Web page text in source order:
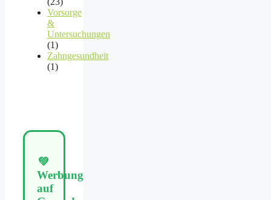
Vorsorge
&
Untersuchungen
(1)
Zahngesundheit
(1)
💚
Werbung
auf